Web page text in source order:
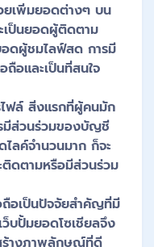
ยเพิ่มยอดต่างๆ บน
เป็นยอดผู้ติดตาม
ดผู้ชมไลฟ์สด การมี
อและเป็นที่สนใจ
ไฟล์ สิ่งแรกที่ผู้คนมัก
มีส่วนร่วมของบัญชี
ลค์จำนวนมาก ก็จะ
ติดตามหรือมีส่วนร่วม
ถือเป็นปัจจัยสำคัญที่มี
บปั้มยอดโซเชียลจึง
ร้างภาพลักษณ์ที่ดี